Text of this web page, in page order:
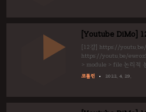
function fun main() {
$str") } fun B(f :
[Youtube DiMo]
[12강] https://
https://youtu.be/
> module > file 논리적
(파일 첫줄에) package
스코프 fun main() { val
코틀린 2022. 4. 29.